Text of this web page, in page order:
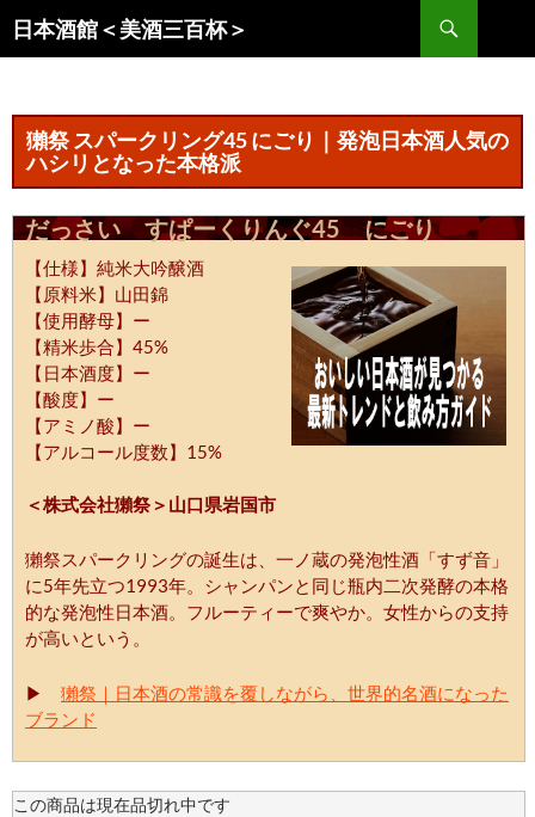
ン
ス
キ
ッ
日本酒館＜美酒三百杯＞
索
獺祭 スパークリング45 にごり｜発泡日本酒人気の
ハシリとなった本格派
だっさい すぱーくりんぐ45 にごり
【仕様】純米大吟醸酒
【原料米】山田錦
【使用酵母】ー
【精米歩合】45%
【日本酒度】ー
【酸度】ー
【アミノ酸】ー
【アルコール度数】15%
＜株式会社獺祭＞山口県岩国市
獺祭スパークリングの誕生は、一ノ蔵の発泡性酒「すず音」
に5年先立つ1993年。シャンパンと同じ瓶内二次発酵の本格
的な発泡性日本酒。フルーティーで爽やか。女性からの支持
が高いという。
▶ 獺祭｜日本酒の常識を覆しながら、世界的名酒になった
ブランド
この商品は現在品切れ中です